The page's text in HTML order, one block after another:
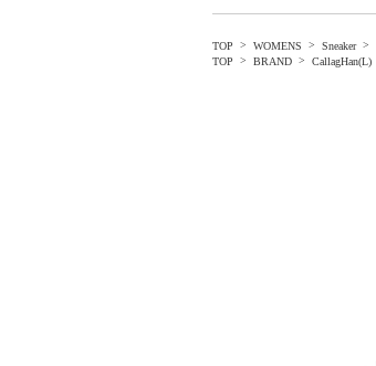
TOP > WOMENS > Sneaker >
TOP
> BRAND > CallagHan(L)